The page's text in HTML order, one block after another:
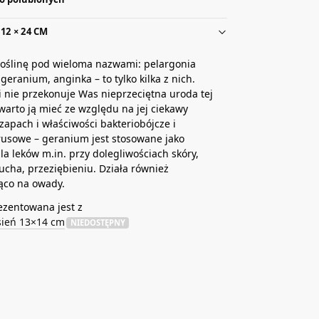
× 24 CM
pod wieloma nazwami: pelargonia
anginka – to tylko kilka z nich.
nie przekonuje Was nieprzeciętna uroda tej
ją mieć ze względu na jej ciekawy
i właściwości bakteriobójcze i
– geranium jest stosowane jako
leków m.in. przy dolegliwościach skóry,
przeziębieniu. Działa również
na owady.
jest z
13×14 cm
NIEDOSTĘPNY